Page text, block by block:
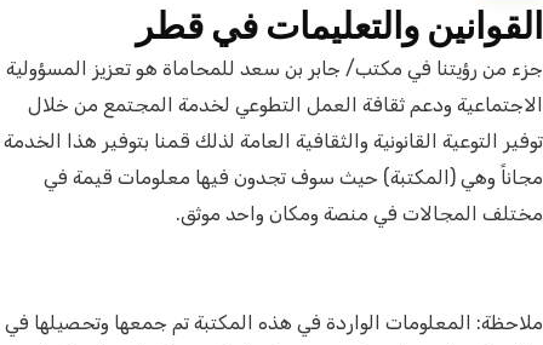
القوانين والتعليمات في قطر
جزء من رؤيتنا في مكتب/ جابر بن سعد للمحاماة هو تعزيز المسؤولية
الاجتماعية ودعم ثقافة العمل التطوعي لخدمة المجتمع من خلال
توفير التوعية القانونية والثقافية العامة لذلك قمنا بتوفير هذا الخدمة
مجاناً وهي (المكتبة) حيث سوف تجدون فيها معلومات قيمة في
مختلف المجالات في منصة ومكان واحد موثق.
ملاحظة: المعلومات الواردة في هذه المكتبة تم جمعها وتحصيلها في